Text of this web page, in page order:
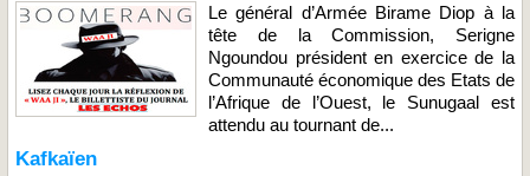
Le général d’Armée Birame Diop à la
tête de la Commission, Serigne
Ngoundou président en exercice de la
Communauté économique des Etats de
l’Afrique de l’Ouest, le Sunugaal est
attendu au tournant de...
Kafkaïen